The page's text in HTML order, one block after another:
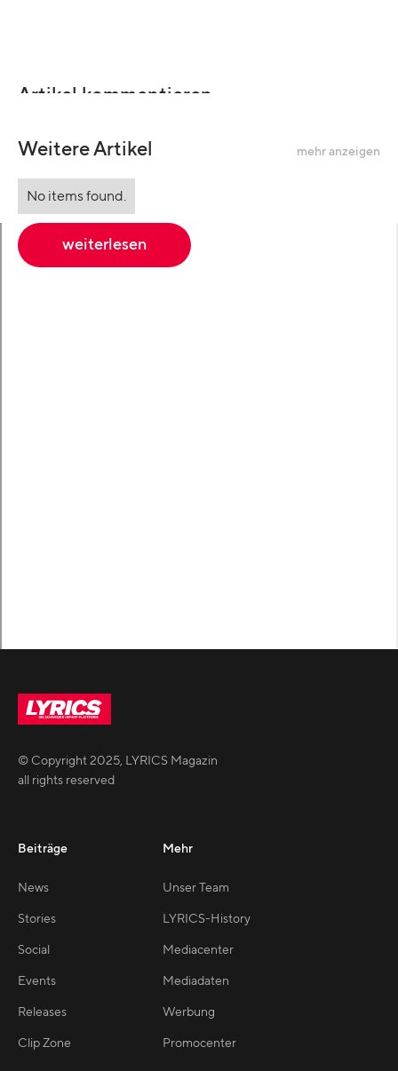
Artikel kommentieren
Weitere Artikel mehr anzeigen
No items found.
weiterlesen
© Copyright2025, LYRICS Magazin
all rights reserved
Beiträge
News
Stories
Social
Events
Releases
Clip Zone
Mehr
Unser Team
LYRICS-History
Mediacenter
Mediadaten
Werbung
Promocenter